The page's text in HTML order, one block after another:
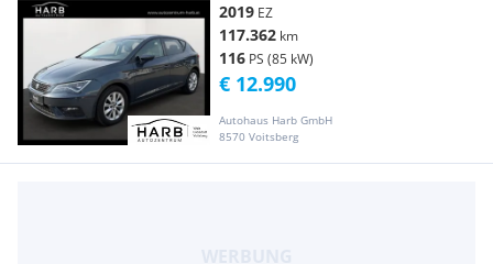
2019 EZ
117.362 km
116 PS (85 kW)
Autohaus Harb GmbH
8570 Voitsberg
€ 12.990